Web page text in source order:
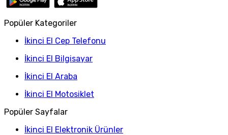
Popüler Kategoriler
İkinci El Cep Telefonu
İkinci El Bilgisayar
İkinci El Araba
İkinci El Motosiklet
Popüler Sayfalar
İkinci El Elektronik Ürünler